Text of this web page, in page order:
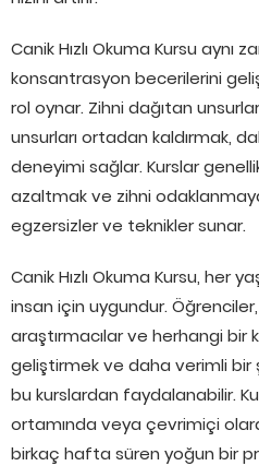
Canik Hızlı Okuma Kursu
konsantrasyon becerilerini
rol oynar. Zihni dağıtan
unsurları ortadan kaldırmak,
deneyimi sağlar. Kurslar
azaltmak ve zihni
egzersizler ve teknikler sunar.
Canik Hızlı Okuma Kursu, her
insan için uygundur.
araştırmacılar ve herhangi bir
geliştirmek ve daha verimli bir
bu kurslardan faydalanabilir.
ortamında veya çevrimiçi
birkaç hafta süren yoğun bir